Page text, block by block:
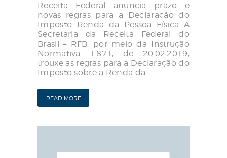
Receita Federal anuncia prazo e
novas regras para a Declaração do
Imposto Renda da Pessoa Física A
Secretaria da Receita Federal do
Brasil – RFB, por meio da Instrução
Normativa 1.871, de 20.02.2019,
trouxe as regras para a Declaração do
Imposto sobre a Renda da…
READ MORE